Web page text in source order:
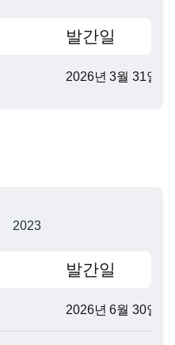
발간일
2026년 3월 31일
2023
발간일
2026년 6월 30일